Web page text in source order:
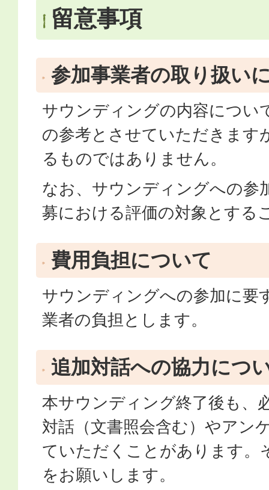
留意事項
参加事業者の取り扱い
サウンディングの内容につい
の参考とさせていただきます
るものではありません。
なお、サウンディングへの参
募における評価の対象とする
費用負担について
サウンディングへの参加に要
業者の負担とします。
追加対話への協力につ
本サウンディング終了後も、
対話（文書照会含む）やアン
ていただくことがあります。
をお願いします。